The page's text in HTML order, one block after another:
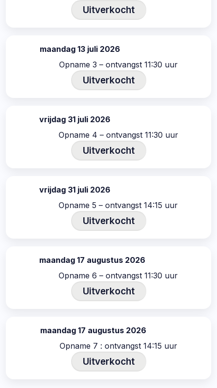
Uitverkocht
datum:
maandag 13 juli 2026
Opname 3 – ontvangst 11:30 uur
Uitverkocht
datum:
vrijdag 31 juli 2026
Opname 4 – ontvangst 11:30 uur
Uitverkocht
datum:
vrijdag 31 juli 2026
Opname 5 – ontvangst 14:15 uur
Uitverkocht
datum:
maandag 17 augustus 2026
Opname 6 – ontvangst 11:30 uur
Uitverkocht
datum:
maandag 17 augustus 2026
Opname 7 : ontvangst 14:15 uur
Uitverkocht